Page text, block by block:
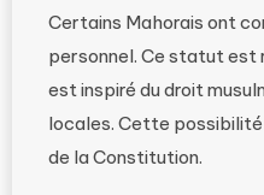
Certains Mahorais ont
personnel. Ce statut est
est inspiré du droit
locales. Cette
de la Constitution.